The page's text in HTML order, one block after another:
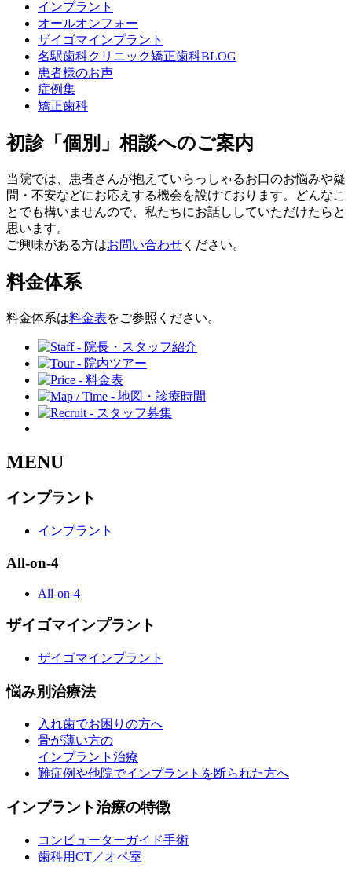
インプラント
オールオンフォー
ザイゴマインプラント
名駅歯科クリニック矯正歯科BLOG
患者様のお声
症例集
矯正歯科
初診「個別」相談へのご案内
当院では、患者さんが抱えていらっしゃるお口のお悩みや疑
問・不安などにお応えする機会を設けております。どんなこ
とでも構いませんので、私たちにお話ししていただけたらと
思います。
ご興味がある方はお問い合わせ ください。
料金体系
料金体系は料金表をご参照ください。
MENU
インプラント
インプラント
All-on-4
All-on-4
ザイゴマインプラント
ザイゴマインプラント
悩み別治療法
入れ歯でお困りの方へ
骨が薄い方の
インプラント治療
難症例や他院でインプラントを断られた方へ
インプラント治療の特徴
コンピューターガイド手術
歯科用CT／オペ室